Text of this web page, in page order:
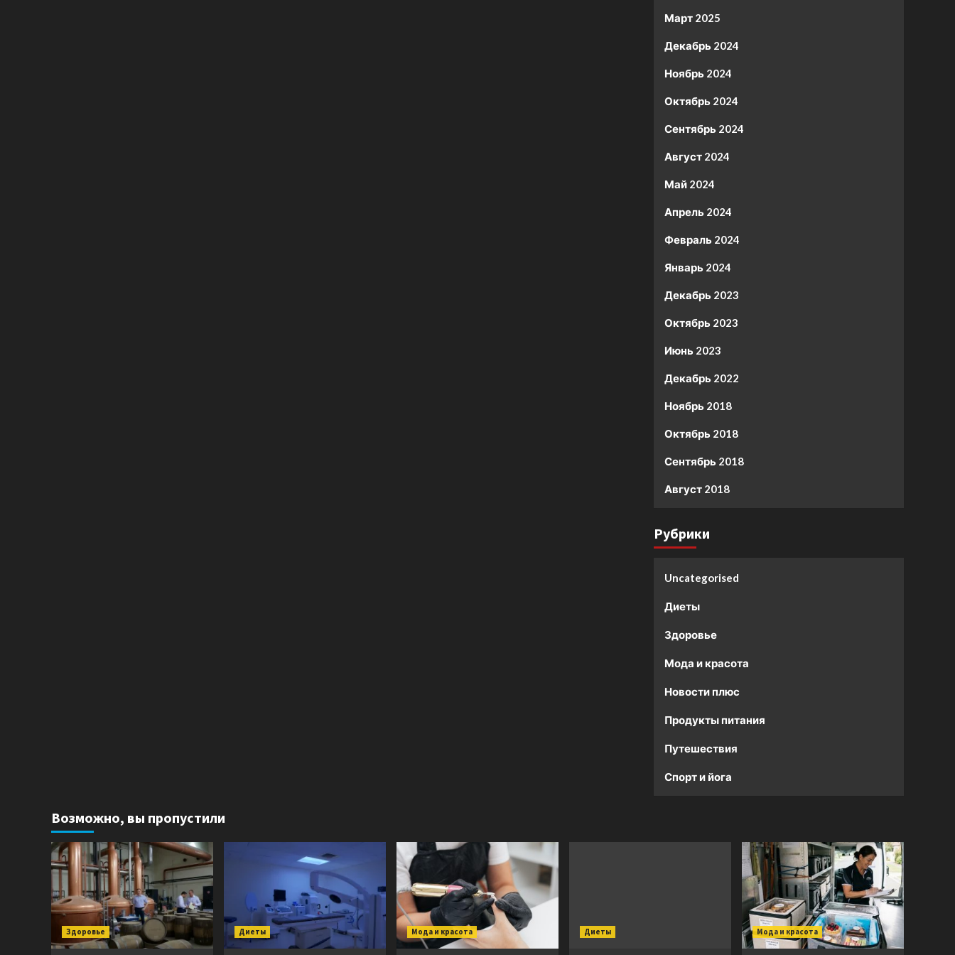
Март 2025
Декабрь 2024
Ноябрь 2024
Октябрь 2024
Сентябрь 2024
Август 2024
Май 2024
Апрель 2024
Февраль 2024
Январь 2024
Декабрь 2023
Октябрь 2023
Июнь 2023
Декабрь 2022
Ноябрь 2018
Октябрь 2018
Сентябрь 2018
Август 2018
Рубрики
Uncategorised
Диеты
Здоровье
Мода и красота
Новости плюс
Продукты питания
Путешествия
Спорт и йога
Возможно, вы пропустили
Здоровье Диеты Мода и красота Диеты Мода и красота